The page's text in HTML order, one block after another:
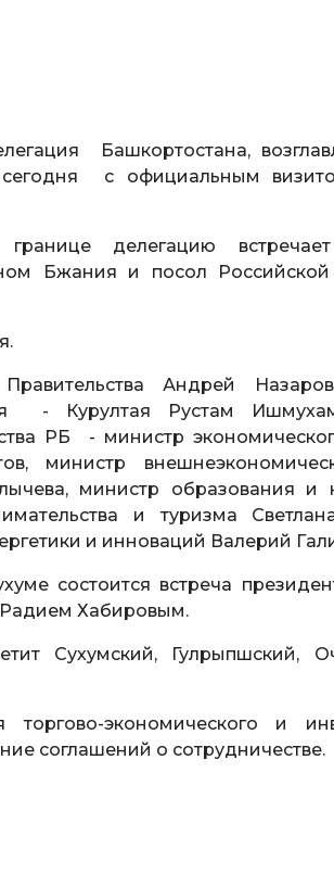
Башкортостана,
с официальным
делегацию
Бжания и посол
Андрей
- Курултая Рустам
РБ - министр
министр
министр образования и
и туризма
и инноваций Валерий
состоится встреча
Радием Хабировым.
Сухумский, Гулрыпшский,
экономического и
соглашений о сотрудничестве.